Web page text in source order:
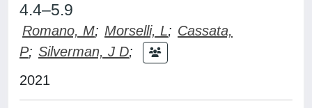
4.4–5.9
Romano, M; Morselli, L; Cassata,
P; Silverman, J D;
2021